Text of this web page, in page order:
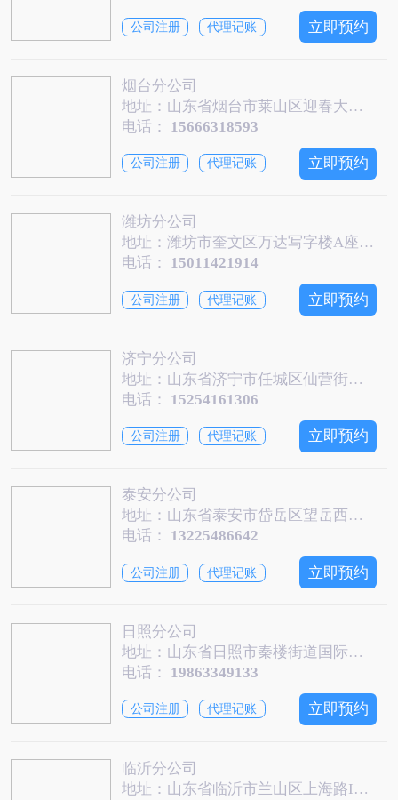
公司注册 代理记账 立即预约
烟台分公司
地址：山东省烟台市莱山区迎春大街飞龙天润大厦1505
电话： 15666318593
公司注册 代理记账 立即预约
潍坊分公司
地址：潍坊市奎文区万达写字楼A座1503
电话： 15011421914
公司注册 代理记账 立即预约
济宁分公司
地址：山东省济宁市任城区仙营街道高鸿科技广场1720-1721号
电话： 15254161306
公司注册 代理记账 立即预约
泰安分公司
地址：山东省泰安市岱岳区望岳西路与老王府街交叉口泰安金融商务区双子塔西座913
电话： 13225486642
公司注册 代理记账 立即预约
日照分公司
地址：山东省日照市秦楼街道国际大厦B座602
电话： 19863349133
公司注册 代理记账 立即预约
临沂分公司
地址：山东省临沂市兰山区上海路IEC国际企业中心2204